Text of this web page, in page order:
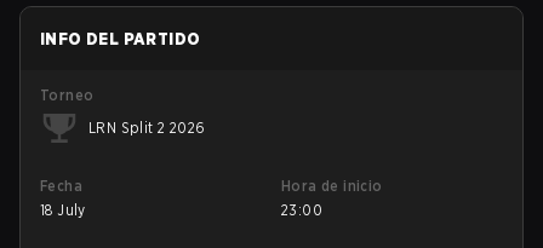
INFO DEL PARTIDO
Torneo
LRN Split 2 2026
Fecha
18 July
Hora de inicio
23:00